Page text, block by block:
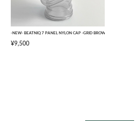
-NEW- BEATNIQ 7 PANEL NYLON CAP -GRID BROWN CAMOUFLAGE-
¥9,500